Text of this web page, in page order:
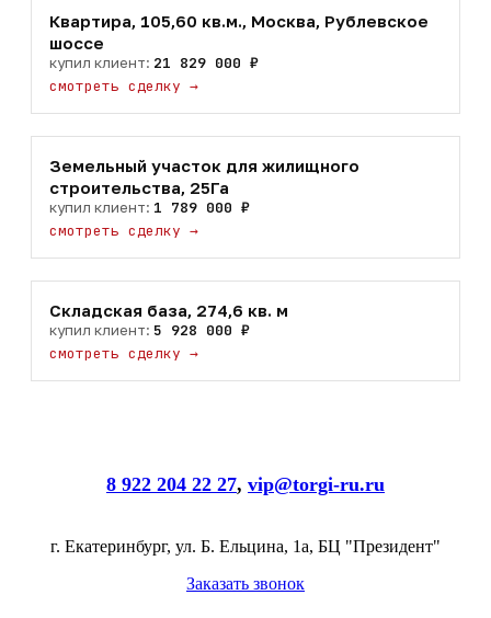
Квартира, 105,60 кв.м., Москва, Рублевское
шоссе
купил клиент: 21 829 000 ₽
смотреть сделку →
Земельный участок для жилищного
строительства, 25Га
купил клиент: 1 789 000 ₽
смотреть сделку →
Складская база, 274,6 кв. м
купил клиент: 5 928 000 ₽
смотреть сделку →
8 922 204 22 27, vip@torgi-ru.ru
г. Екатеринбург, ул. Б. Ельцина, 1а, БЦ "Президент"
Заказать звонок